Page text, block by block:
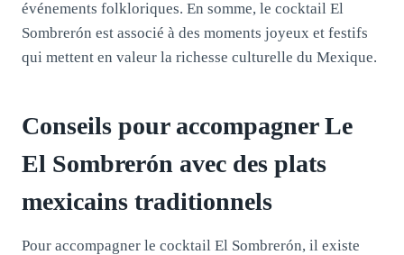
événements folkloriques. En somme, le cocktail El
Sombrerón est associé à des moments joyeux et festifs
qui mettent en valeur la richesse culturelle du Mexique.
Conseils pour accompagner Le
El Sombrerón avec des plats
mexicains traditionnels
Pour accompagner le cocktail El Sombrerón, il existe